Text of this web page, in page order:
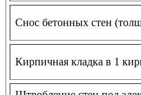
Снос бетонных стен
Кирпичная кладка в 1